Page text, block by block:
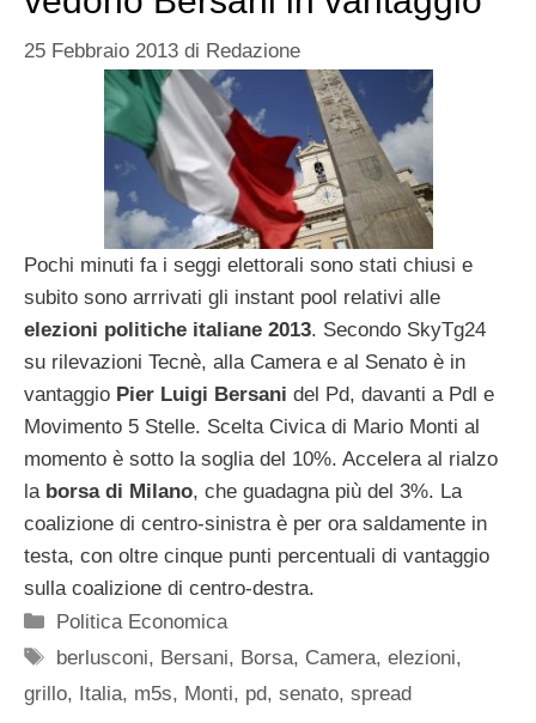
25 Febbraio 2013 di Redazione
Pochi minuti fa i seggi elettorali sono stati chiusi e
subito sono arrrivati gli instant pool relativi alle
elezioni politiche italiane 2013. Secondo SkyTg24
su rilevazioni Tecnè, alla Camera e al Senato è in
vantaggio Pier Luigi Bersani del Pd, davanti a Pdl e
Movimento 5 Stelle. Scelta Civica di Mario Monti al
momento è sotto la soglia del 10%. Accelera al rialzo
la borsa di Milano, che guadagna più del 3%. La
coalizione di centro-sinistra è per ora saldamente in
testa, con oltre cinque punti percentuali di vantaggio
sulla coalizione di centro-destra.
Categorie
Politica Economica
Tag
berlusconi, Bersani, Borsa, Camera,elezioni,
grillo, Italia, m5s, Monti, pd, senato, spread